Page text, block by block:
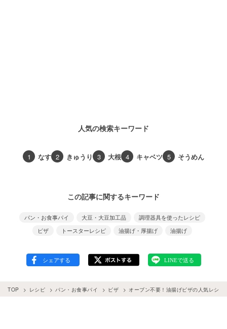
人気の検索キーワード
1 なす 2 きゅうり 3 大根 4 キャベツ 5 そうめん
この記事に関するキーワード
パン・お食事パイ 大豆・大豆加工品
調理器具を使ったレシピ
ピザ
トースターレシピ 油揚げ・厚揚げ 油揚げ
TOP レシピ パン・お食事パイ ピザ オーブン不要！油揚げピザの人気レシピ